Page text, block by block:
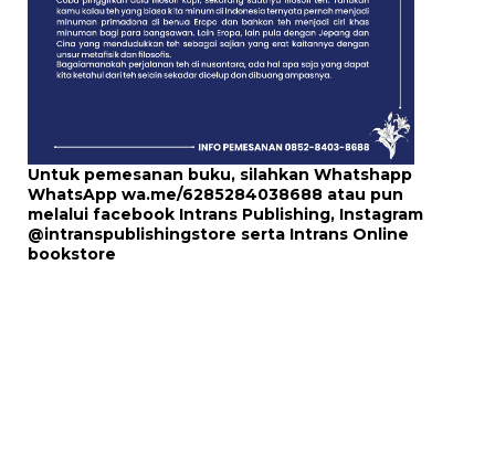
Untuk pemesanan buku, silahkan Whatshapp
WhatsApp wa.me/6285284038688 atau pun
melalui facebook Intrans Publishing, Instagram
@intranspublishingstore serta Intrans Online
bookstore